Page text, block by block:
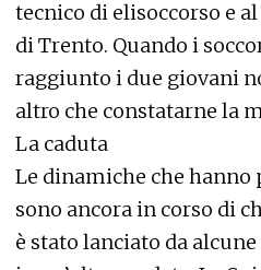
tecnico di elisoccorso e
di Trento. Quando i
raggiunto i due giovani
altro che constatarne la
La caduta
Le dinamiche che hanno
sono ancora in corso di
è stato lanciato da